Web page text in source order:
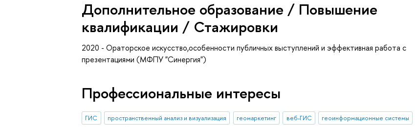
Дополнительное образование / Повышение
квалификации / Стажировки
2020 - Ораторское искусство,особенности публичных выступлений и эффективная работа с
презентациями (МФПУ "Синергия")
Профессиональные интересы
ГИС пространственный анализ и визуализация геомаркетинг веб-ГИС
геоинформационные системы